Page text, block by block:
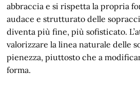
abbraccia e si rispetta la propria
audace e strutturato delle
diventa più fine, più sofisticato.
valorizzare la linea naturale delle
pienezza, piuttosto che a
forma.